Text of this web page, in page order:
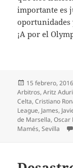
importante es
oportunidades
¡A por el
Publicado
el
15 febrero, 2016
Arbitros,Aritz
Celta,Cristiano
League, James,
de Marsella,Oscar
Mamés,Sevilla